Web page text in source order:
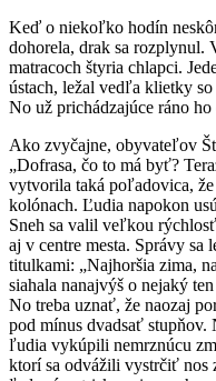
Keď o niekoľko hodín
dohorela, drak sa rozplynul.
matracoch štyria chlapci.
ústach, ležal vedľa klietky so
No už prichádzajúce ráno
Ako zvyčajne, obyvateľov
„Dofrasa, čo to má byť?
vytvorila taká poľadovica,
kolónach. Ľudia napokon
Sneh sa valil veľkou
aj v centre mesta. Správy
titulkami: „Najhoršia zima,
siahala nanajvýš o nejaký
No treba uznať, že naozaj
pod mínus dvadsať stupňov.
ľudia vykúpili nemrznúcu
ktorí sa odvážili vystrčiť nos